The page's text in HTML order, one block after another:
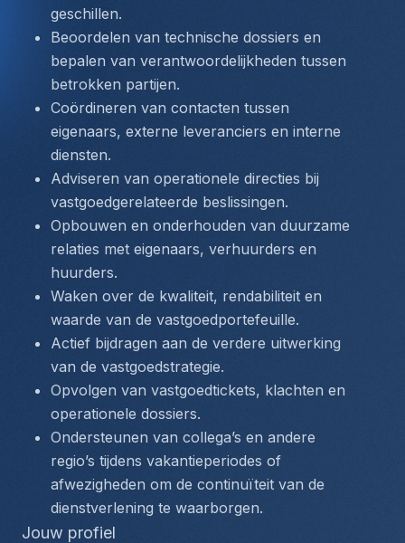
geschillen.
Beoordelen van technische dossiers en
bepalen van verantwoordelijkheden tussen
betrokken partijen.
Coördineren van contacten tussen
eigenaars, externe leveranciers en interne
diensten.
Adviseren van operationele directies bij
vastgoedgerelateerde beslissingen.
Opbouwen en onderhouden van duurzame
relaties met eigenaars, verhuurders en
huurders.
Waken over de kwaliteit, rendabiliteit en
waarde van de vastgoedportefeuille.
Actief bijdragen aan de verdere uitwerking
van de vastgoedstrategie.
Opvolgen van vastgoedtickets, klachten en
operationele dossiers.
Ondersteunen van collega’s en andere
regio’s tijdens vakantieperiodes of
afwezigheden om de continuïteit van de
dienstverlening te waarborgen.
Jouw profiel